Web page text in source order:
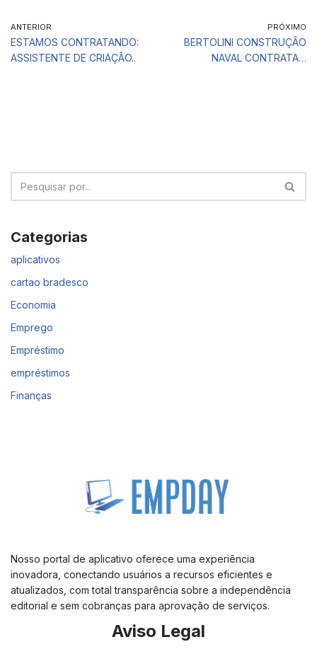
ANTERIOR
ESTAMOS CONTRATANDO:
ASSISTENTE DE CRIAÇÃO..
PRÓXIMO
BERTOLINI CONSTRUÇÃO
NAVAL CONTRATA…
Categorias
aplicativos
cartao bradesco
Economia
Emprego
Empréstimo
empréstimos
Finanças
Nosso portal de aplicativo oferece uma experiência
inovadora, conectando usuários a recursos eficientes e
atualizados, com total transparência sobre a independência
editorial e sem cobranças para aprovação de serviços.
Aviso Legal